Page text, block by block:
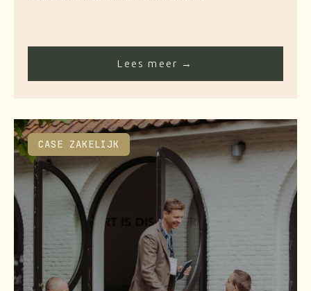
Lees meer →
CASE ZAKELIJK